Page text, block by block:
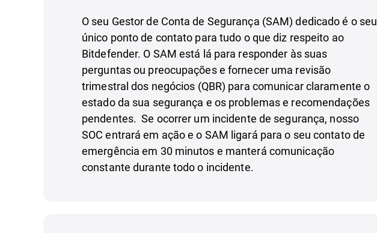
O seu Gestor de Conta de Segurança (SAM) dedicado é o seu
único ponto de contato para tudo o que diz respeito ao
Bitdefender. O SAM está lá para responder às suas
perguntas ou preocupações e fornecer uma revisão
trimestral dos negócios (QBR) para comunicar claramente o
estado da sua segurança e os problemas e recomendações
pendentes. Se ocorrer um incidente de segurança, nosso
SOC entrará em ação e o SAM ligará para o seu contato de
emergência em 30 minutos e manterá comunicação
constante durante todo o incidente.